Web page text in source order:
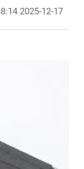
2025-12-17 19:38:14